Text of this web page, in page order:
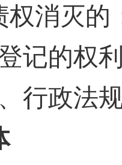
权消灭的
记的权
行政法